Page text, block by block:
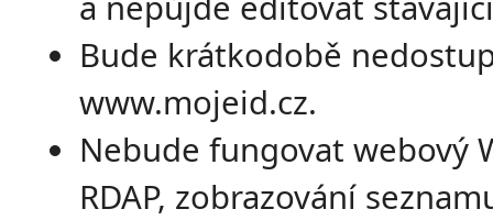
Bude krátkodobě
www.mojeid.cz.
Nebude fungovat webový
RDAP, zobrazování